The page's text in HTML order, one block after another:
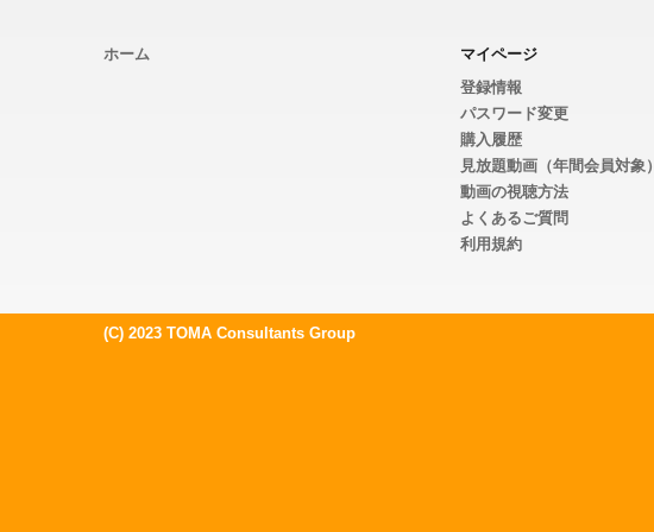
ホーム
マイページ
登録情報
パスワード変更
購入履歴
見放題動画（年間会員対象）
動画の視聴方法
よくあるご質問
利用規約
(C) 2023 TOMA Consultants Group